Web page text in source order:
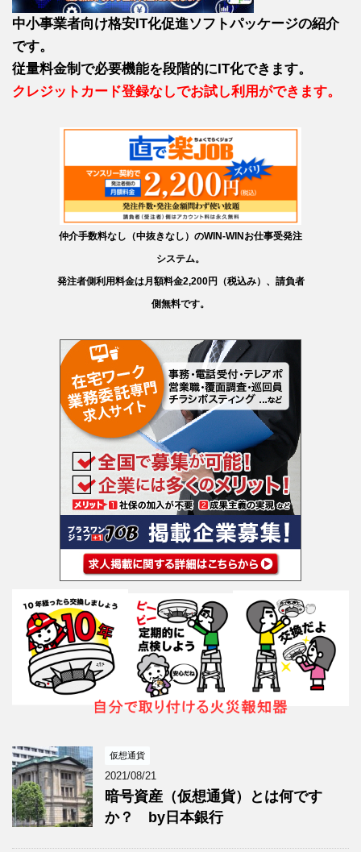
中小事業者向け格安IT化促進ソフトパッケージの紹介
です。
従量料金制で必要機能を段階的にIT化できます。
クレジットカード登録なしでお試し利用ができます。
仲介手数料なし（中抜きなし）のWIN-WINお仕事受発注
システム。
発注者側利用料金は月額料金2,200円（税込み）、請負者
側無料です。
仮想通貨
2021/08/21
暗号資産（仮想通貨）とは何です
か？ by日本銀行